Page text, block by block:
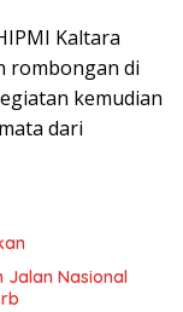
Kaltara
rombongan di
kemudian
dari
Jalan Nasional